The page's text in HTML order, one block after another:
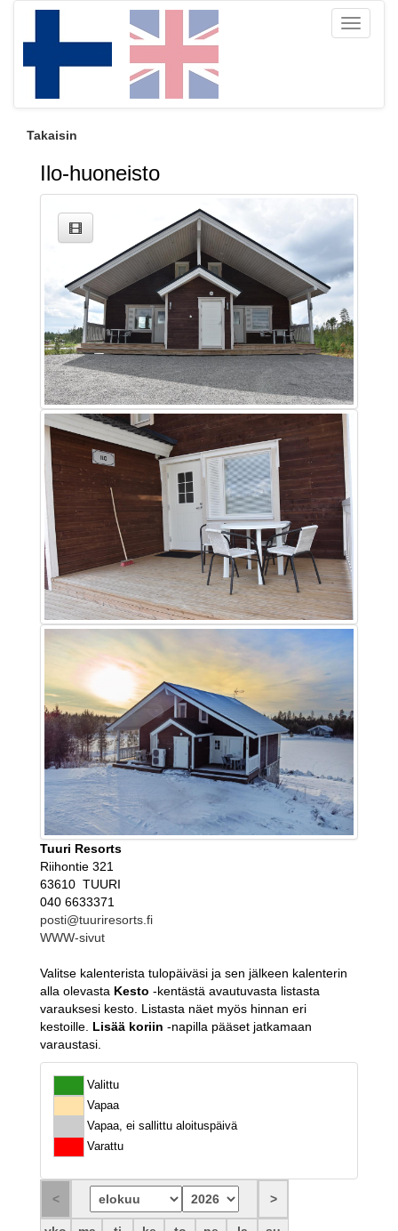
Toggle
Takaisin
Ilo-huoneisto
Tuuri Resorts
Riihontie 321
63610 TUURI
040 6633371
posti@tuuriresorts.fi
WWW-sivut
Valitse kalenterista tulopäiväsi ja sen jälkeen kalenterin
alla olevasta Kesto -kentästä avautuvasta listasta
varauksesi kesto. Listasta näet myös hinnan eri
kestoille. Lisää koriin -napilla pääset jatkamaan
varaustasi.
Valittu
Vapaa
Vapaa, ei sallittu aloituspäivä
Varattu